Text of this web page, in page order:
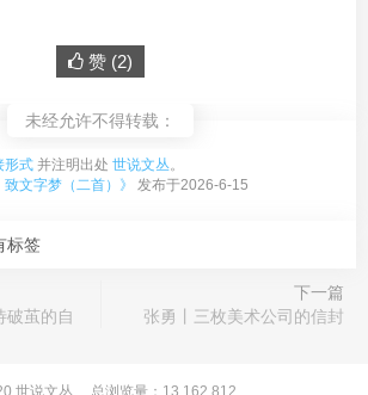
赞 (2)
未经允许不得转载：
形式 并注明出处 世说文丛。
致文字梦（二首）》 发布于2026-6-15
标签
破茧的自
下一篇
张勇丨三枚美术公司的信封
世说文丛 总浏览量：13,162,812